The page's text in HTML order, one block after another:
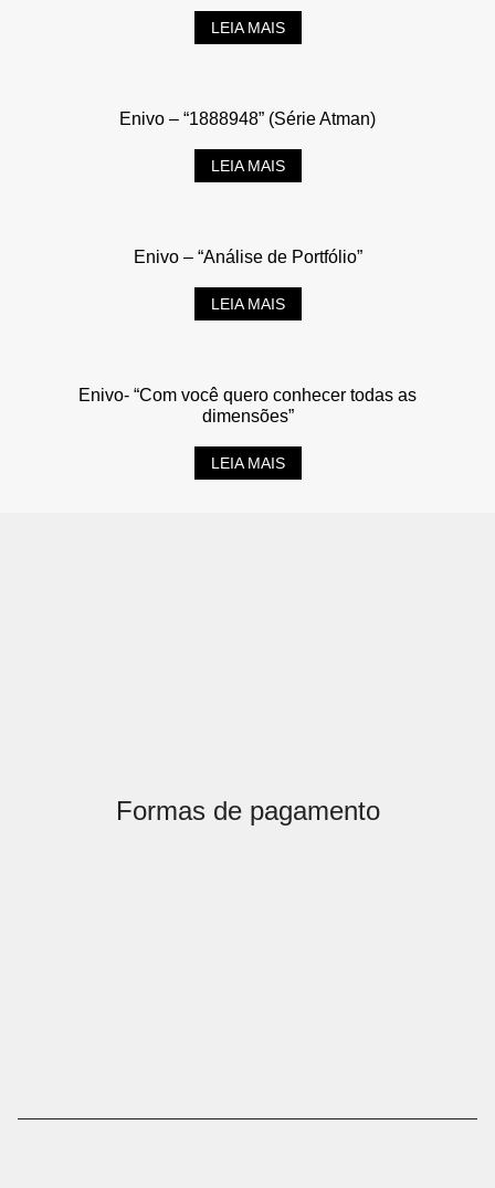
LEIA MAIS
Enivo – “1888948” (Série Atman)
LEIA MAIS
Enivo – “Análise de Portfólio”
LEIA MAIS
Enivo- “Com você quero conhecer todas as
dimensões”
LEIA MAIS
Formas de pagamento